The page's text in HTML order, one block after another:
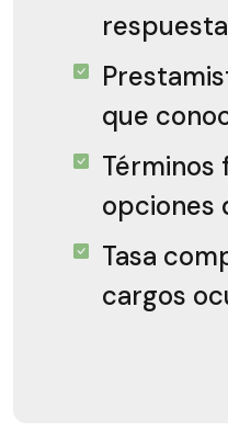
que
Términos
opciones
Tasa
cargos